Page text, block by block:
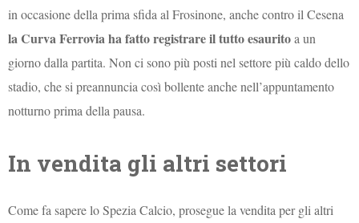
in occasione della prima sfida al Frosinone, anche contro il Cesena
la Curva Ferrovia ha fatto registrare il tutto esauritoa un
giorno dalla partita. Non ci sono più posti nel settore più caldo dello
stadio, che si preannuncia così bollente anche nell’appuntamento
notturno prima della pausa.
In vendita gli altri settori
Come fa sapere lo Spezia Calcio, prosegue la vendita per gli altri